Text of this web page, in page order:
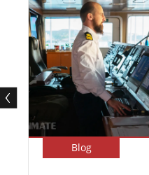
Blog